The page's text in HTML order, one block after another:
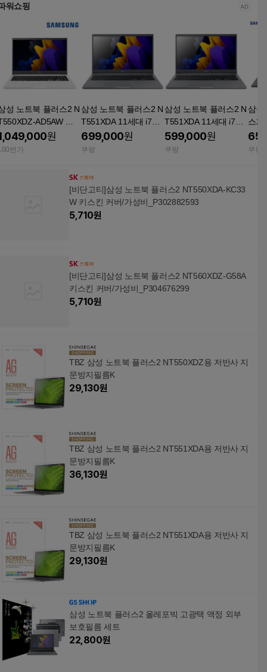
워쇼핑
성 노트북 플러스2 N
AD5AW 사
용 학생용 인강용
원
번가
삼성 노트북 플러스2 N
T551XDA 11세대 i7탑
재 NVMe 윈도우11 Pro
무선마우스 증정 미스
WIN11
699,000원
쿠팡
삼성 노트북 플러스2 N
T551XDA 11세대 i7탑
재 NVMe 윈도우11 Pro
무선마우스 증정 NT55
599,000원
쿠팡
삼성
스2
세대
쿠팡
[비단고티]삼성 노트북 플러스2 NT550XDA-KC33
W 키스킨 커버/가성비_P302882593
5,710원
[비단고티]삼성 노트북 플러스2 NT560XDZ-G58A
키스킨 커버/가성비_P304676299
5,710원
TBZ 삼성 노트북 플러스2 NT550XDZ용 저반사 지
문방지필름K
29,130원
TBZ 삼성 노트북 플러스2 NT551XDA용 저반사 지
문방지필름K
36,130원
TBZ 삼성 노트북 플러스2 NT551XDA용 저반사 지
문방지필름K
29,130원
삼성 노트북 플러스2 올레포빅 고광택 액정 외부
보호필름 세트
22,800원